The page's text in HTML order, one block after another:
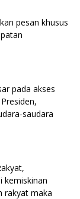
pesan khusus
pada akses
saudara
kemiskinan
rakyat maka